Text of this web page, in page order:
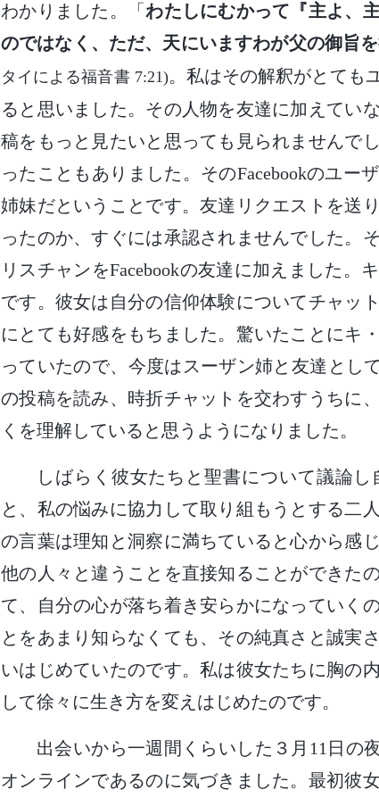
わかりました。「わたしにむかって『主よ、
のではなく、ただ、天にいますわが父の御旨
タイによる福音書 7:21)。私はその解釈がとても
ると思いました。その人物を友達に加えてい
稿をもっと見たいと思っても見られませんで
ったこともありました。そのFacebookのユー
姉妹だということです。友達リクエストを送
ったのか、すぐには承認されませんでした。
リスチャンをFacebookの友達に加えました。
です。彼女は自分の信仰体験についてチャッ
にとても好感をもちました。驚いたことにキ
っていたので、今度はスーザン姉と友達とし
の投稿を読み、時折チャットを交わすうちに
くを理解していると思うようになりました。
しばらく彼女たちと聖書について議論
と、私の悩みに協力して取り組もうとする二
の言葉は理知と洞察に満ちていると心から感
他の人々と違うことを直接知ることができた
て、自分の心が落ち着き安らかになっていく
とをあまり知らなくても、その純真さと誠実
いはじめていたのです。私は彼女たちに胸の
して徐々に生き方を変えはじめたのです。
出会いから一週間くらいした３月11日の
オンラインであるのに気づきました。最初彼